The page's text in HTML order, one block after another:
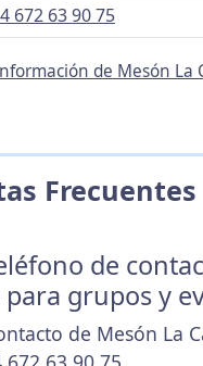
672 63 90 75
de Mesón La
Frecuentes
de
grupos y
de Mesón La